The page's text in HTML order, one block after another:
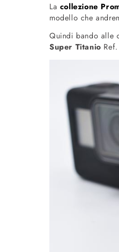
La collezione
modello che
Quindi bando alle
Super Titanio Ref.